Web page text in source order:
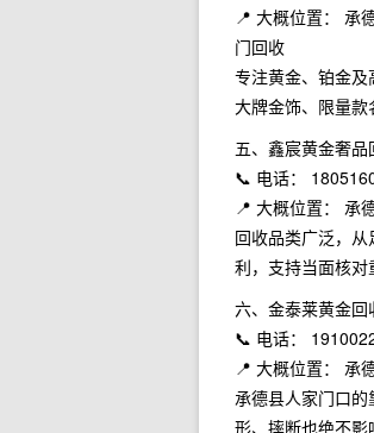
📍 大概位置： 承
门回收
专注黄金、铂金
大牌金饰、限量款
五、鑫宸黄金奢品
📞 电话：
📍 大概位置： 承
回收品类广泛，
利，支持当面核对
六、金泰莱黄金回
📞 电话：
📍 大概位置： 承
承德县人家门口
形、摔断也绝不